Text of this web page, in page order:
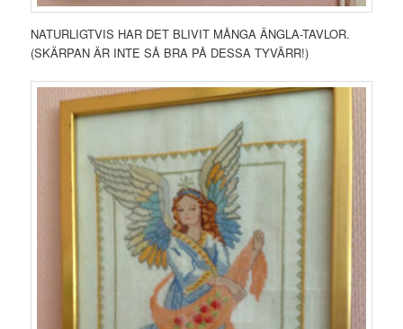
NATURLIGTVIS HAR DET BLIVIT MÅNGA ÄNGLA-TAVLOR.
(SKÄRPAN ÄR INTE SÅ BRA PÅ DESSA TYVÄRR!)